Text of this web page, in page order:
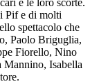
e le loro scorte.
Pif e di molti
spettacolo che
Paolo Briguglia,
Fiorello, Nino
Mannino, Isabella